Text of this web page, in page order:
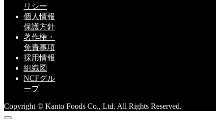
リシー
個人情報
保護方針
著作権・
免責事項
採用情報
組織図
NCFグル
ープ
Copyright © Kanto Foods Co., Ltd. All Rights Reserved.